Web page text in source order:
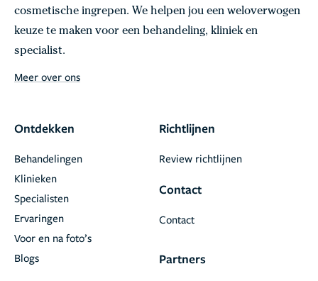
cosmetische ingrepen. We helpen jou een weloverwogen
keuze te maken voor een behandeling, kliniek en
specialist.
Meer over ons
Ontdekken
Behandelingen
Klinieken
Specialisten
Ervaringen
Voor en na foto’s
Blogs
Richtlijnen
Review richtlijnen
Contact
Contact
Partners